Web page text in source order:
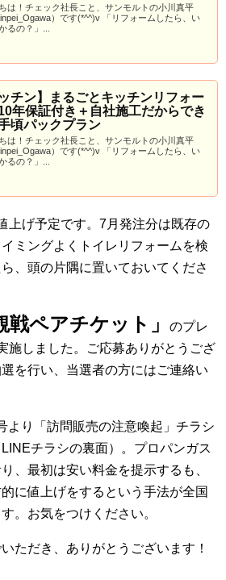
は！チェック社長こと、サンモルトの小川真平
）です(*^^)v 「リフォームしたら、い
るの？」...
ッチン】まるごとキッチンリフォー
年保証付き＋自社施工だからでき
頃パックプラン
は！チェック社長こと、サンモルトの小川真平
）です(*^^)v 「リフォームしたら、い
るの？」...
上げ予定です。7月発注分は既存の
ミングよくトイレリフォームを検
、頭の片隅に置いておいてくださ
戦ペアチケット」
のプレ
施しました。ご応募ありがとうござ
を行い、当選者の方にはご連絡い
より「訪問販売の注意喚起」チラシ
チラシの裏面）。プロパンガス
、最初は安い料金を提示するも、
に値上げをするという手法が全国
。お気をつけください。
ただき、ありがとうございます！